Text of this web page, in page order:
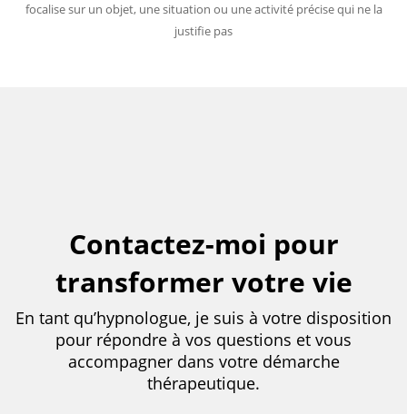
focalise sur un objet, une situation ou une activité précise qui ne la
justifie pas
Contactez-moi pour
transformer votre vie
En tant qu’hypnologue, je suis à votre disposition
pour répondre à vos questions et vous
accompagner dans votre démarche
thérapeutique.